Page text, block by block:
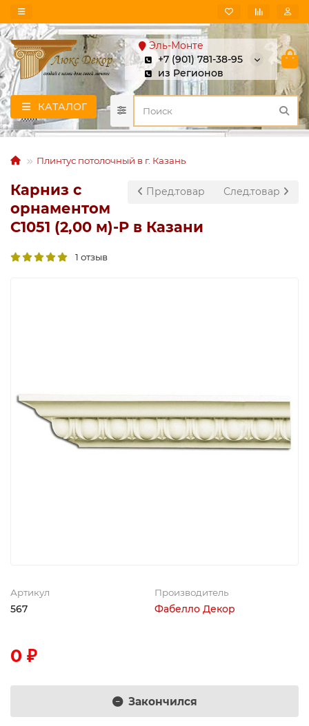
Эль-Монте
+7 (901) 781-38-95
из Регионов
КАТАЛОГ
Плинтус потолочный в г. Казань
Пред.товар След.товар
Карниз с
орнаментом
C1051 (2,00 м)-P в Казани
1 отзыв
Артикул
567
Производитель
Фабелло Декор
0 ₽
Закончился